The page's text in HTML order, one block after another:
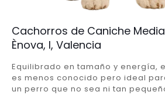
Cachorros de Caniche
Ènova, l, Valencia
Equilibrado en tamaño y energía,
es menos conocido pero ideal
un perro que no sea ni tan